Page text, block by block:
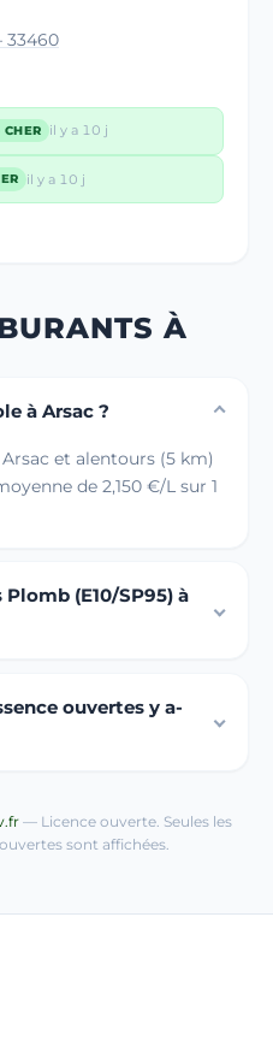
33460
CHER il y a 10 j
il y a 10 j
À
à Arsac ?
et alentours (5 km)
de 2,150 €/L sur 1
(E10/SP95) à
ouvertes y a-
— Licence ouverte. Seules les
sont affichées.